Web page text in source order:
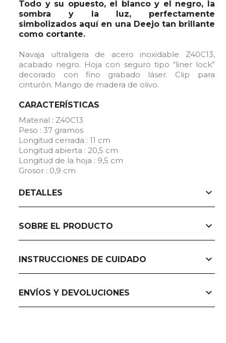
Todo y su opuesto, el blanco y el negro, la
sombra y la luz, perfectamente
simbolizados aquí en una Deejo tan brillante
como cortante.
Navaja ultraligera de acero inoxidable Z40C13,
acabado negro. Hoja con seguro tipo “liner lock”
decorado con fino grabado láser. Clip para
cinturón. Mango de madera de olivo.
CARACTERÍSTICAS
Material : Z40C13
Peso : 37 gramos
Longitud cerrada : 11 cm
Longitud abierta : 20,5 cm
Longitud de la hoja : 9,5 cm
Grosor : 0,9 cm
DETALLES expand_more
SOBRE EL PRODUCTO expand_more
INSTRUCCIONES DE CUIDADO expand_more
ENVÍOS Y DEVOLUCIONES expand_more